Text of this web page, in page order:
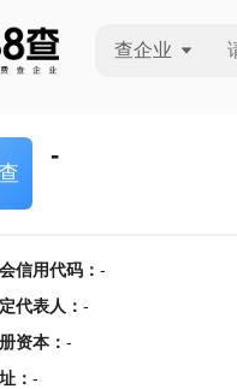
查企业
-
信用代码： -
代表人 ： -
资本： -
： -